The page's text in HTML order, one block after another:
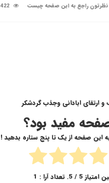
نظرتون راجع به این صفحه چیست 422 بازدید
ارتقای ابادانی وجذب گردشکر
مفید بود؟
این صفحه از یک تا پنج ستاره بدهید !
امتیاز 5/ 5. تعداد آرا : 1